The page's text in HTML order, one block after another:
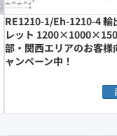
RE1210-1/Eh-1210-4 輸
レット
部・関西エリアのお客様
ャンペーン中！